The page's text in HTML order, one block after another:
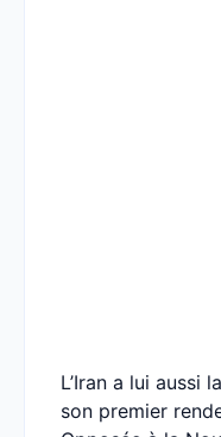
L’Iran a lui aussi
son premier